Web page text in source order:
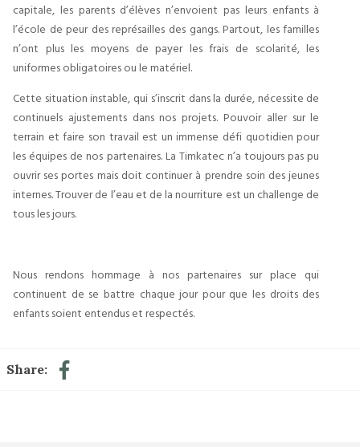
capitale, les parents d’élèves n’envoient pas leurs enfants à
l’école de peur des représailles des gangs. Partout, les familles
n’ont plus les moyens de payer les frais de scolarité, les
uniformes obligatoires ou le matériel.
Cette situation instable, qui s’inscrit dans la durée, nécessite de
continuels ajustements dans nos projets. Pouvoir aller sur le
terrain et faire son travail est un immense défi quotidien pour
les équipes de nos partenaires. La Timkatec n’a toujours pas pu
ouvrir ses portes mais doit continuer à prendre soin des jeunes
internes. Trouver de l’eau et de la nourriture est un challenge de
tous les jours.
Nous rendons hommage à nos partenaires sur place qui
continuent de se battre chaque jour pour que les droits des
enfants soient entendus et respectés.
Share: